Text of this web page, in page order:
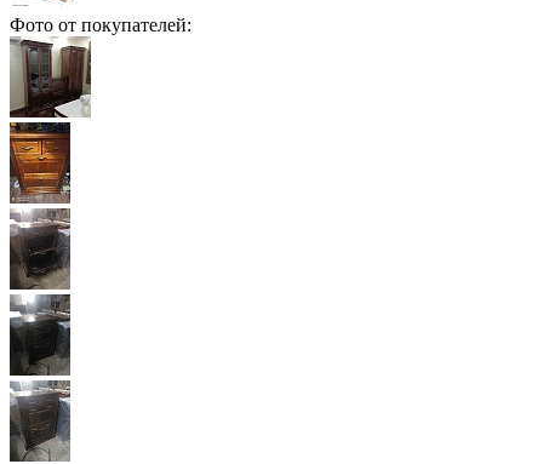
Фото от покупателей: